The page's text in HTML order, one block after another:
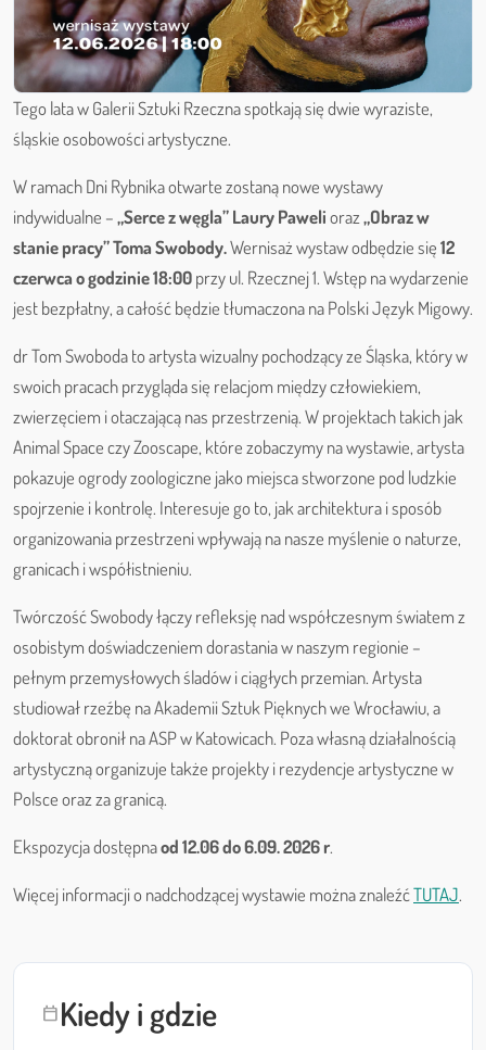
calendar_todayKiedy i gdzie
Tego lata w Galerii Sztuki Rzeczna spotkają się dwie wyraziste,
śląskie osobowości artystyczne.
W ramach Dni Rybnika otwarte zostaną nowe wystawy
indywidualne –„Serce z węgla” Laury Pawelioraz„Obraz w
stanie pracy” Toma Swobody.Wernisaż wystaw odbędzie się12
czerwca o godzinie 18:00przy ul. Rzecznej 1. Wstęp na wydarzenie
jest bezpłatny, a całość będzie tłumaczona na Polski Język Migowy.
dr Tom Swoboda to artysta wizualny pochodzący ze Śląska, który w
swoich pracach przygląda się relacjom między człowiekiem,
zwierzęciem i otaczającą nas przestrzenią. W projektach takich jak
Animal Space czy Zooscape, które zobaczymy na wystawie, artysta
pokazuje ogrody zoologiczne jako miejsca stworzone pod ludzkie
spojrzenie i kontrolę. Interesuje go to, jak architektura i sposób
organizowania przestrzeni wpływają na nasze myślenie o naturze,
granicach i współistnieniu.
Twórczość Swobody łączy refleksję nad współczesnym światem z
osobistym doświadczeniem dorastania w naszym regionie –
pełnym przemysłowych śladów i ciągłych przemian. Artysta
studiował rzeźbę na Akademii Sztuk Pięknych we Wrocławiu, a
doktorat obronił na ASP w Katowicach. Poza własną działalnością
artystyczną organizuje także projekty i rezydencje artystyczne w
Polsce oraz za granicą.
Ekspozycja dostępnaod 12.06 do 6.09. 2026 r.
Więcej informacji o nadchodzącej wystawie można znaleźćTUTAJ.